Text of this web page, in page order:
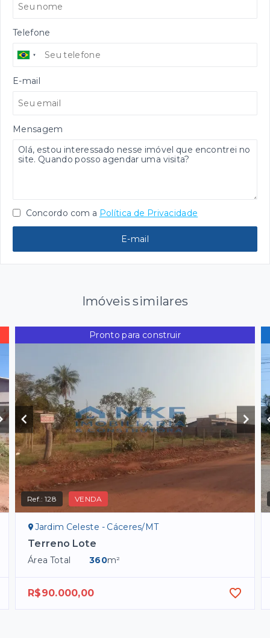
Telefone
E-mail
Mensagem
Concordo com a Política de Privacidade
E-mail
Imóveis similares
Pronto para construir
Ref.:128 VENDA
Jardim Celeste - Cáceres/MT
Terreno Lote
Área Total 360m²
R$90.000,00